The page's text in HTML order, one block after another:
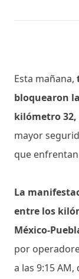
Esta mañana,
bloquearon
kilómetro 32,
mayor
que
La
entre los
México-
por
a las 9:15